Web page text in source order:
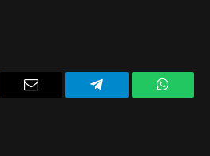
Email Telegram